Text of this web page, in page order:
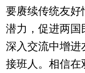
要赓续传统友好
潜力，促进两国
深入交流中增进
接班人。相信在